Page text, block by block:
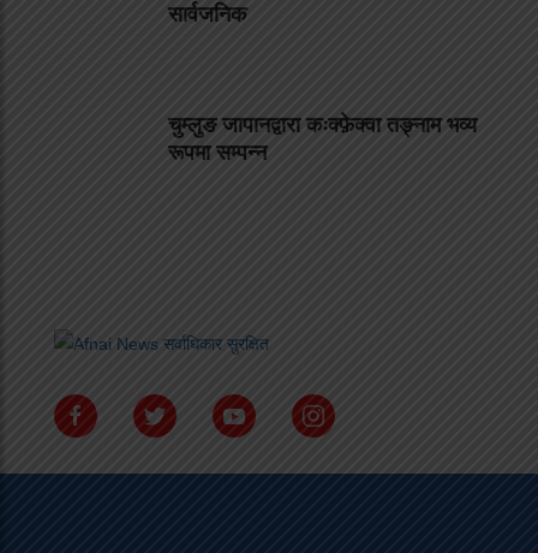
सार्वजनिक
चुम्लुङ जापानद्वारा कःक्फ़ेक्वा तङ्नाम भव्य
रूपमा सम्पन्न